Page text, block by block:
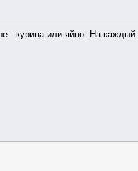
курица или яйцо. На каждый